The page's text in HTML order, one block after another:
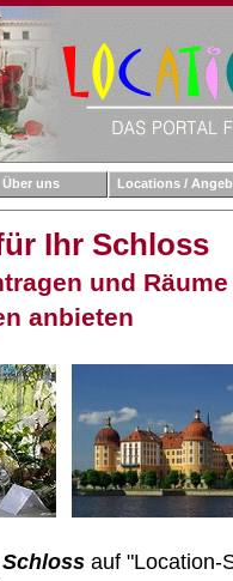
Über uns Locations /
Ihr Schloss
und
anbieten
Schloss auf "Location-